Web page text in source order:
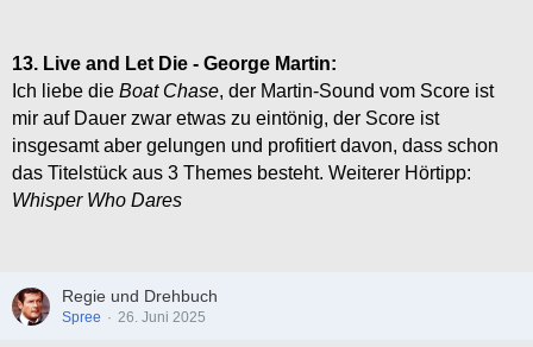
13. Live and Let Die - George Martin:
Ich liebe die Boat Chase, der Martin-Sound vom Score ist
mir auf Dauer zwar etwas zu eintönig, der Score ist
insgesamt aber gelungen und profitiert davon, dass schon
das Titelstück aus 3 Themes besteht. Weiterer Hörtipp:
Whisper Who Dares
Regie und Drehbuch
Spree 26. Juni 2025